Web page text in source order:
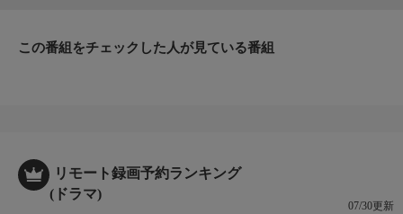
SUPER EIGHT 「再咲」 (INFINITY RECORDS)
スタッフ2
【プロデューサー】
中林佳苗 黒澤優介 鈴木伊織 渡邉直哉
この番組をチェックした人が見ている番組
リモート録画予約ランキング
(ドラマ)
07/30更新